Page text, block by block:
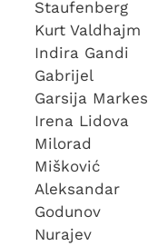
Staufenberg
Kurt Valdhajm
Indira Gandi
Gabrijel
Garsija Markes
Irena Lidova
Milorad
Mišković
Aleksandar
Godunov
Nurajev